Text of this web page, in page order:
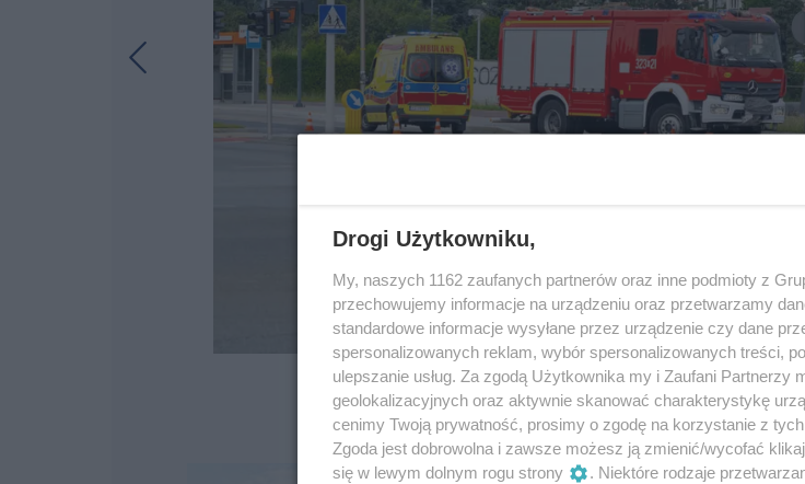
25 / 30
Drogi Użytkowniku,
My, naszych 1162 zaufanych partnerów oraz inne podmioty z
przechowujemy informacje na urządzeniu oraz przetwarzamy
standardowe informacje wysyłane przez urządzenie czy dane
spersonalizowanych reklam, wybór spersonalizowanych treści,
ulepszanie usług. Za zgodą Użytkownika my i Zaufani Partnerzy
geolokalizacyjnych oraz aktywnie skanować charakterystykę
cenimy Twoją prywatność, prosimy o zgodę na korzystanie z
Zgoda jest dobrowolna i zawsze możesz ją zmienić/wycofać
się w lewym dolnym rogu strony
. Niektóre rodzaje